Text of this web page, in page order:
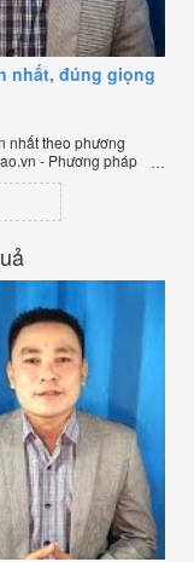
nhất, đúng giọng
nhất theo phương
- Phương pháp
quả nhất lần đầu tiên
sáng lập trang
chặt chẽ nhất thế